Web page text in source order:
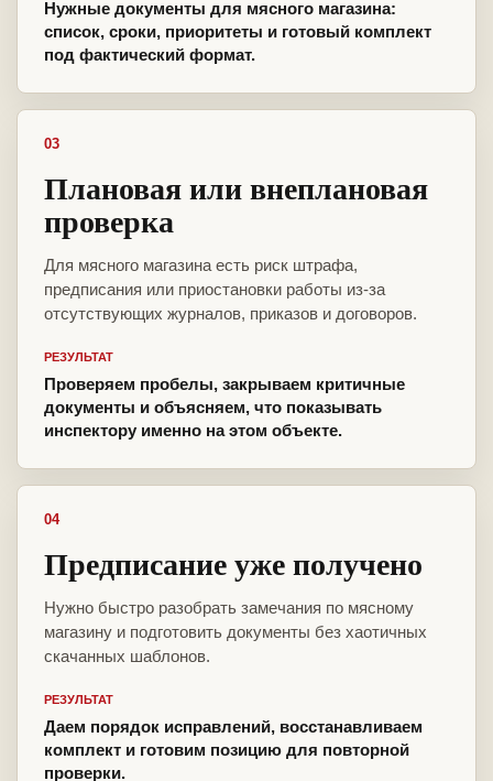
Нужные документы для мясного магазина:
список, сроки, приоритеты и готовый комплект
под фактический формат.
03
Плановая или внеплановая
проверка
Для мясного магазина есть риск штрафа,
предписания или приостановки работы из-за
отсутствующих журналов, приказов и договоров.
РЕЗУЛЬТАТ
Проверяем пробелы, закрываем критичные
документы и объясняем, что показывать
инспектору именно на этом объекте.
04
Предписание уже получено
Нужно быстро разобрать замечания по мясному
магазину и подготовить документы без хаотичных
скачанных шаблонов.
РЕЗУЛЬТАТ
Даем порядок исправлений, восстанавливаем
комплект и готовим позицию для повторной
проверки.